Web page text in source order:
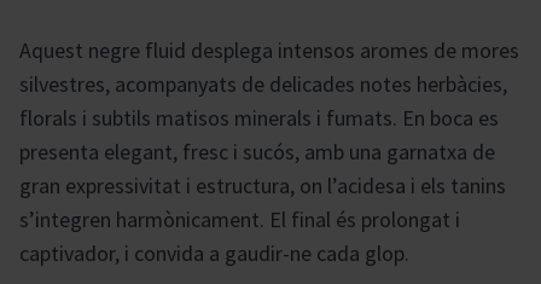
Aquest negre fluid desplega intensos aromes de mores
silvestres, acompanyats de delicades notes herbàcies,
florals i subtils matisos minerals i fumats. En boca es
presenta elegant, fresc i sucós, amb una garnatxa de
gran expressivitat i estructura, on l’acidesa i els tanins
s’integren harmònicament. El final és prolongat i
captivador, i convida a gaudir-ne cada glop.